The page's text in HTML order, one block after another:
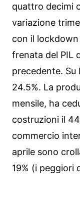
quattro decimi
variazione
con il
frenata del PIL
precedente. Su
24.5%. La
mensile, ha
costruzioni il
commercio
aprile sono
19% (i peggiori